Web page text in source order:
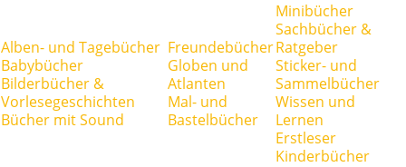
Alben- und Tagebücher
Babybücher
Bilderbücher &
Vorlesegeschichten
Bücher mit Sound
Freundebücher
Globen und
Atlanten
Mal- und
Bastelbücher
Minibücher
Sachbücher &
Ratgeber
Sticker- und
Sammelbücher
Wissen und
Lernen
Erstleser
Kinderbücher